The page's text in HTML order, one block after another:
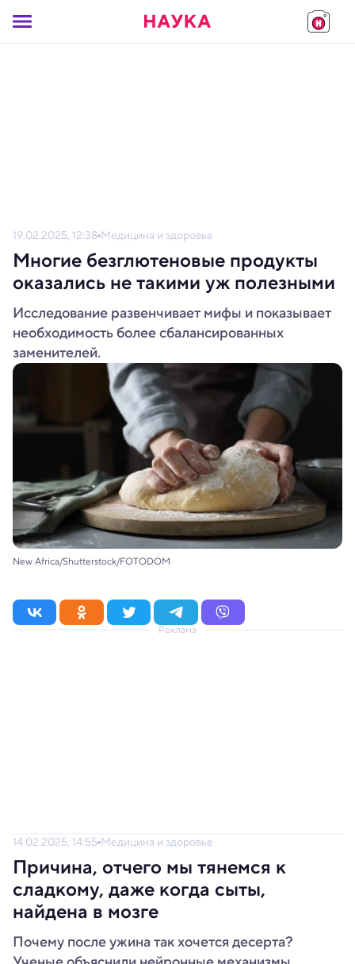
19.02.2025, 12:38 Медицина и здоровье
Многие безглютеновые продукты
оказались не такими уж полезными
Исследование развенчивает мифы и показывает
необходимость более сбалансированных
заменителей.
New Africa/Shutterstock/FOTODOM
Реклама
14.02.2025, 14:55 Медицина и здоровье
Причина, отчего мы тянемся к
сладкому, даже когда сыты,
найдена в мозге
Почему после ужина так хочется десерта?